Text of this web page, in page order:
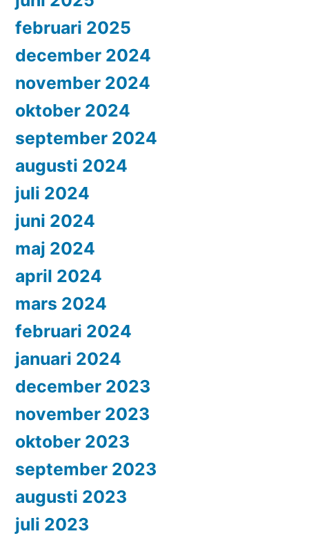
februari 2025
december 2024
november 2024
oktober 2024
september 2024
augusti 2024
juli 2024
juni 2024
maj 2024
april 2024
mars 2024
februari 2024
januari 2024
december 2023
november 2023
oktober 2023
september 2023
augusti 2023
juli 2023